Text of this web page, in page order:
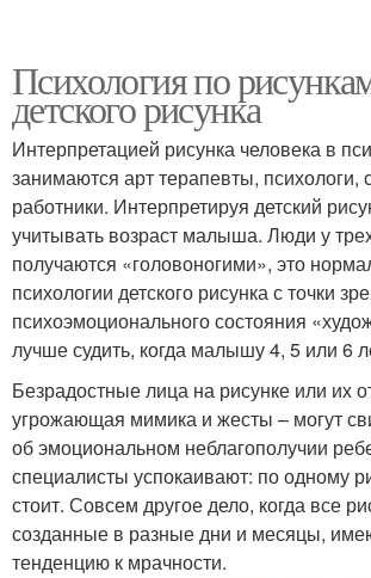
Психология по
детского рисунка
Интерпретацией рисунка человека в
занимаются арт терапевты, психологи,
работники. Интерпретируя детский
учитывать возраст малыша. Люди у
получаются «головоногими», это
психологии детского рисунка с точки
психоэмоционального состояния
лучше судить, когда малышу 4, 5 или 6
Безрадостные лица на рисунке или их
угрожающая мимика и жесты – могут
об эмоциональном неблагополучии
специалисты успокаивают: по одному
стоит. Совсем другое дело, когда все
созданные в разные дни и месяцы,
тенденцию к мрачности.